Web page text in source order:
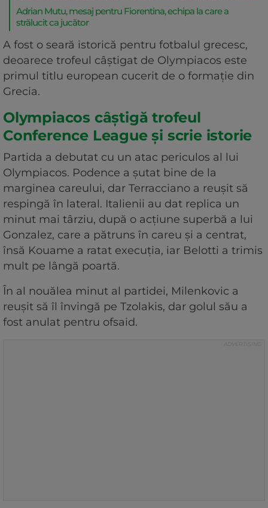
Adrian Mutu, mesaj pentru Fiorentina, echipa la care a
strălucit ca jucător
A fost o seară istorică pentru fotbalul grecesc,
deoarece trofeul câștigat de Olympiacos este
primul titlu european cucerit de o formație din
Grecia.
Olympiacos câștigă trofeul
Conference League și scrie istorie
Partida a debutat cu un atac periculos al lui
Olympiacos. Podence a șutat bine de la
marginea careului, dar Terracciano a reușit să
respingă în lateral. Italienii au dat replica un
minut mai târziu, după o acțiune superbă a lui
Gonzalez, care a pătruns în careu și a centrat,
însă Kouame a ratat execuția, iar Belotti a trimis
mult pe lângă poartă.
În al nouălea minut al partidei, Milenkovic a
reușit să îl învingă pe Tzolakis, dar golul său a
fost anulat pentru ofsaid.